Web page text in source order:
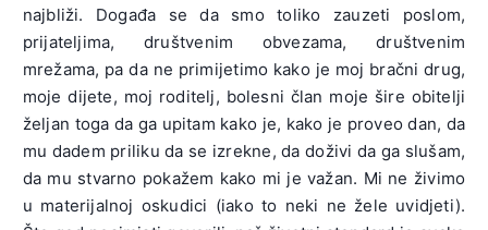
najbliži. Događa se da smo toliko zauzeti poslom,
prijateljima, društvenim obvezama, društvenim
mrežama, pa da ne primijetimo kako je moj bračni drug,
moje dijete, moj roditelj, bolesni član moje šire obitelji
željan toga da ga upitam kako je, kako je proveo dan, da
mu dadem priliku da se izrekne, da doživi da ga slušam,
da mu stvarno pokažem kako mi je važan. Mi ne živimo
u materijalnoj oskudici (iako to neki ne žele uvidjeti).